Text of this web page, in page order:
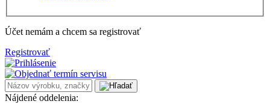
Účet nemám a chcem sa registrovať
Registrovať
Nájdené oddelenia: